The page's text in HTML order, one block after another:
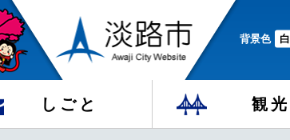
背景色 白
しごと 観光